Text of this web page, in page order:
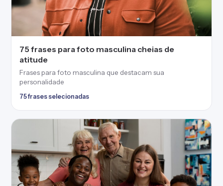
75 frases para foto masculina cheias de
atitude
Frases para foto masculina que destacam sua
personalidade
75 frases selecionadas